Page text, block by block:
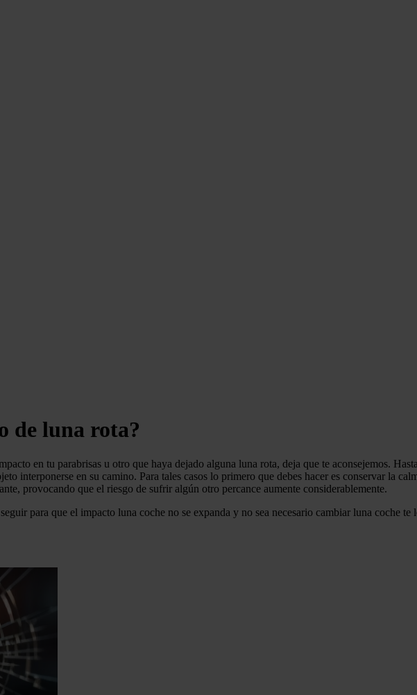
de luna rota?
en tu parabrisas u otro que haya dejado alguna luna rota, deja que te aconsejemos.
interponerse en su camino. Para tales casos lo primero que debes hacer es conservar la
provocando que el riesgo de sufrir algún otro percance aumente considerablemente.
para que el impacto luna coche no se expanda y no sea necesario cambiar luna coche te